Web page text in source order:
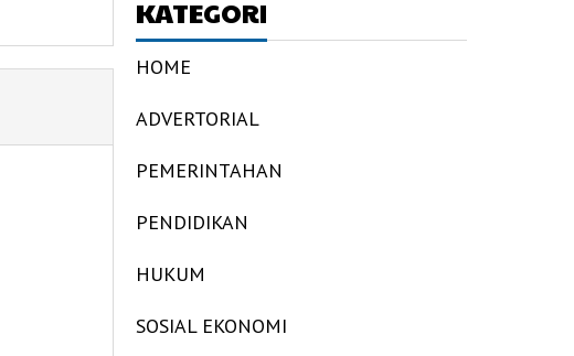
KATEGORI
HOME
ADVERTORIAL
PEMERINTAHAN
PENDIDIKAN
HUKUM
SOSIAL EKONOMI